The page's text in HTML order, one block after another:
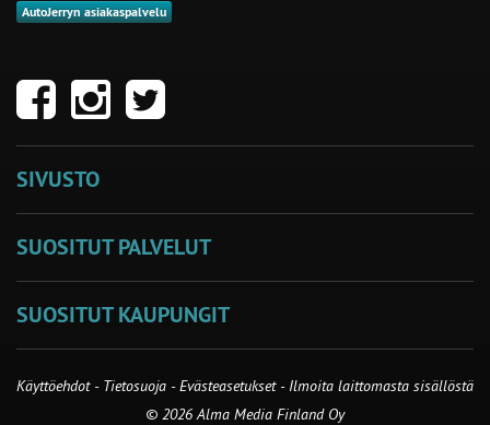
AutoJerryn asiakaspalvelu
SIVUSTO
SUOSITUT PALVELUT
SUOSITUT KAUPUNGIT
Käyttöehdot - Tietosuoja -Evästeasetukset- Ilmoita laittomasta sisällöstä
© 2026 Alma Media Finland Oy